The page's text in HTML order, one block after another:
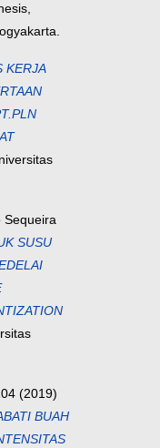
KERJA
Sequeira
SUSU
(2019)
BUAH